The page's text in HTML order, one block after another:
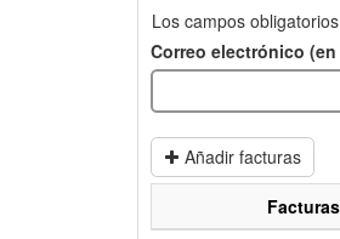
Los campos
Correo electrónico
Añadir facturas
Facturas